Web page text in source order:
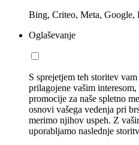
Bing, Criteo, Meta, Google,
Oglaševanje
S sprejetjem teh storitev
prilagojene vašim
promocije za naše spletno
osnovi vašega vedenja pri
merimo njihov uspeh. Z
uporabljamo naslednje